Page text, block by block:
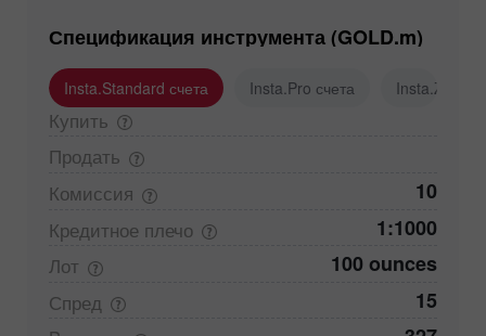
Спецификация инструмента (GOLD.m)
Insta.Standard счета Insta.Pro счета Insta.Zero
Купить
Продать
Комиссия
10
Кредитное плечо 1:1000
Лот 100 ounces
Спред 15